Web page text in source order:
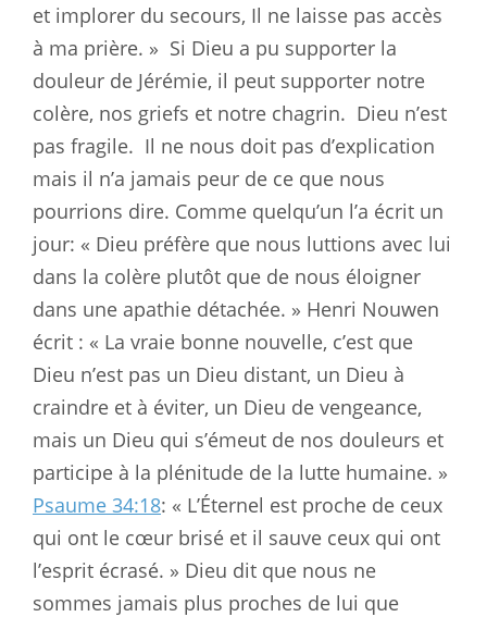
et implorer du secours, Il ne laisse pas accès
à ma prière. » Si Dieu a pu supporter la
douleur de Jérémie, il peut supporter notre
colère, nos griefs et notre chagrin. Dieu n’est
pas fragile. Il ne nous doit pas d’explication
mais il n’a jamais peur de ce que nous
pourrions dire. Comme quelqu’un l’a écrit un
jour: « Dieu préfère que nous luttions avec lui
dans la colère plutôt que de nous éloigner
dans une apathie détachée. » Henri Nouwen
écrit : « La vraie bonne nouvelle, c’est que
Dieu n’est pas un Dieu distant, un Dieu à
craindre et à éviter, un Dieu de vengeance,
mais un Dieu qui s’émeut de nos douleurs et
participe à la plénitude de la lutte humaine. »
Psaume 34:18: « L’Éternel est proche de ceux
qui ont le cœur brisé et il sauve ceux qui ont
l’esprit écrasé. » Dieu dit que nous ne
sommes jamais plus proches de lui que